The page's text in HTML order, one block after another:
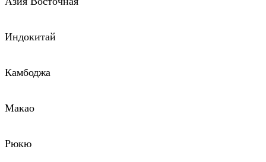
Индокитай
Камбоджа
Макао
Рюкю